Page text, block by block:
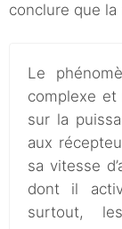
conclure que
Le
complexe et
sur la
aux
sa vitesse
dont il
surtout,